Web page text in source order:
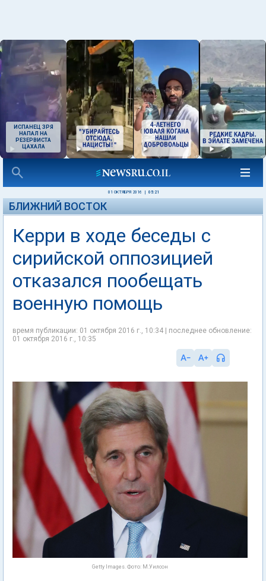
ИСПАНЕЦ ЗРЯ
НАПАЛ НА
РЕЗЕРВИСТА
ЦАХАЛА
01 ОКТЯБРЯ 2016 05:21
БЛИЖНИЙ ВОСТОК
Керри в ходе беседы с
сирийской оппозицией
отказался пообещать
военную помощь
время публикации: 01 октября 2016 г., 10:34 | последнее обновление:
01 октября 2016 г., 10:35
Getty Images. Фото: М.Уилсон